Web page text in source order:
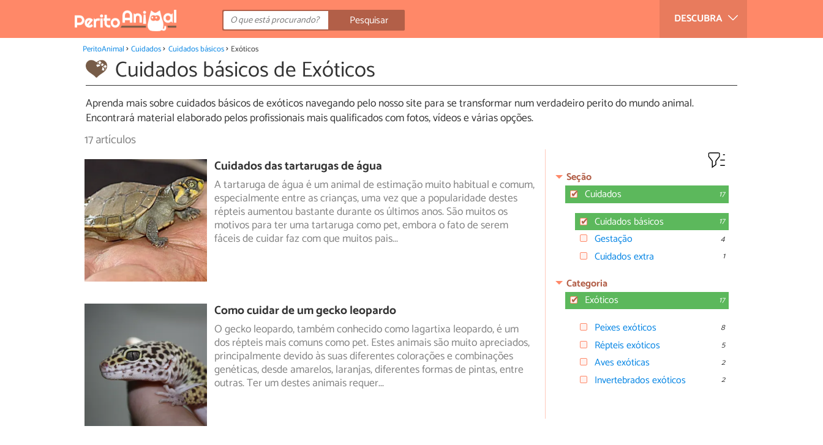
DESCUBRA
Pesquisar
PeritoAnimal Cuidados Cuidados básicos Exóticos
Cuidados básicos de Exóticos
Aprenda mais sobre cuidados básicos de exóticos navegando pelo nosso site para se transformar num verdadeiro perito do mundo animal.
Encontrará material elaborado pelos profissionais mais qualificados com fotos, vídeos e várias opções.
17 artículos
Cuidados das tartarugas de água
A tartaruga de água é um animal de estimação muito habitual e comum,
especialmente entre as crianças, uma vez que a popularidade destes
répteisaumentou bastante durante os últimos anos. São muitos os
motivos para ter uma tartaruga como pet, embora o fato de serem
fáceis de cuidar faz com que muitos pais...
Como cuidar de um gecko leopardo
O gecko leopardo, também conhecido como lagartixa leopardo, é um
dos répteis mais comuns como pet. Estes animais são muito apreciados,
principalmentedevido às suas diferentes colorações e combinações
genéticas, desde amarelos, laranjas, diferentes formas de pintas, entre
outras. Ter um destes animais requer...
Seção
Cuidados
17
Cuidados básicos 17
Gestação 4
Cuidados extra 1
Categoria
Exóticos
17
Peixes exóticos 8
Répteis exóticos 5
Aves exóticas 2
Invertebrados exóticos 2